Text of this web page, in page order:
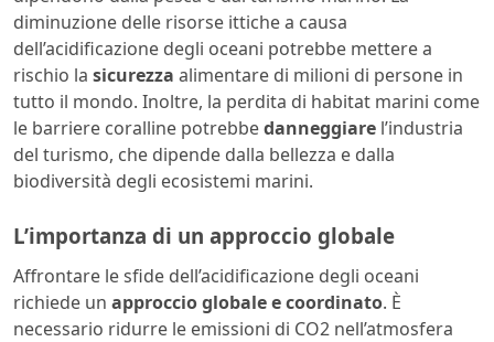
diminuzione delle risorse ittiche a causa
dell’acidificazione degli oceani potrebbe mettere a
rischio la sicurezza alimentare di milioni di persone in
tutto il mondo. Inoltre, la perdita di habitat marini come
le barriere coralline potrebbedanneggiare l’industria
del turismo, che dipende dalla bellezza e dalla
biodiversità degli ecosistemi marini.
L’importanza di un approccio globale
Affrontare le sfide dell’acidificazione degli oceani
richiede un approccio globale e coordinato. È
necessario ridurre le emissioni di CO2 nell’atmosfera